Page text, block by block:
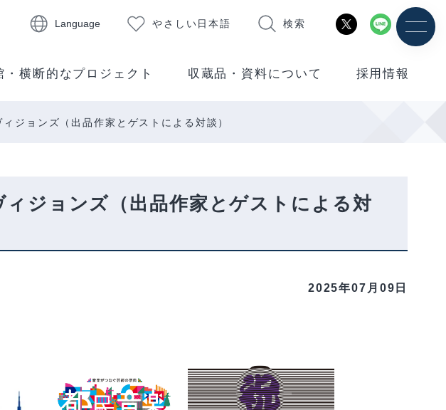
Language やさしい日本語 検索
・横断的なプロジェクト 収蔵品・資料について 採用情報
ョンズ（出品作家とゲストによる対談）
ジョンズ（出品作家とゲストによる対
2025年07月09日